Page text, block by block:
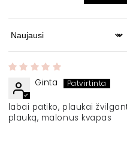
Sort by
Ginta
labai patiko, plaukai
plauką, malonus kvapas